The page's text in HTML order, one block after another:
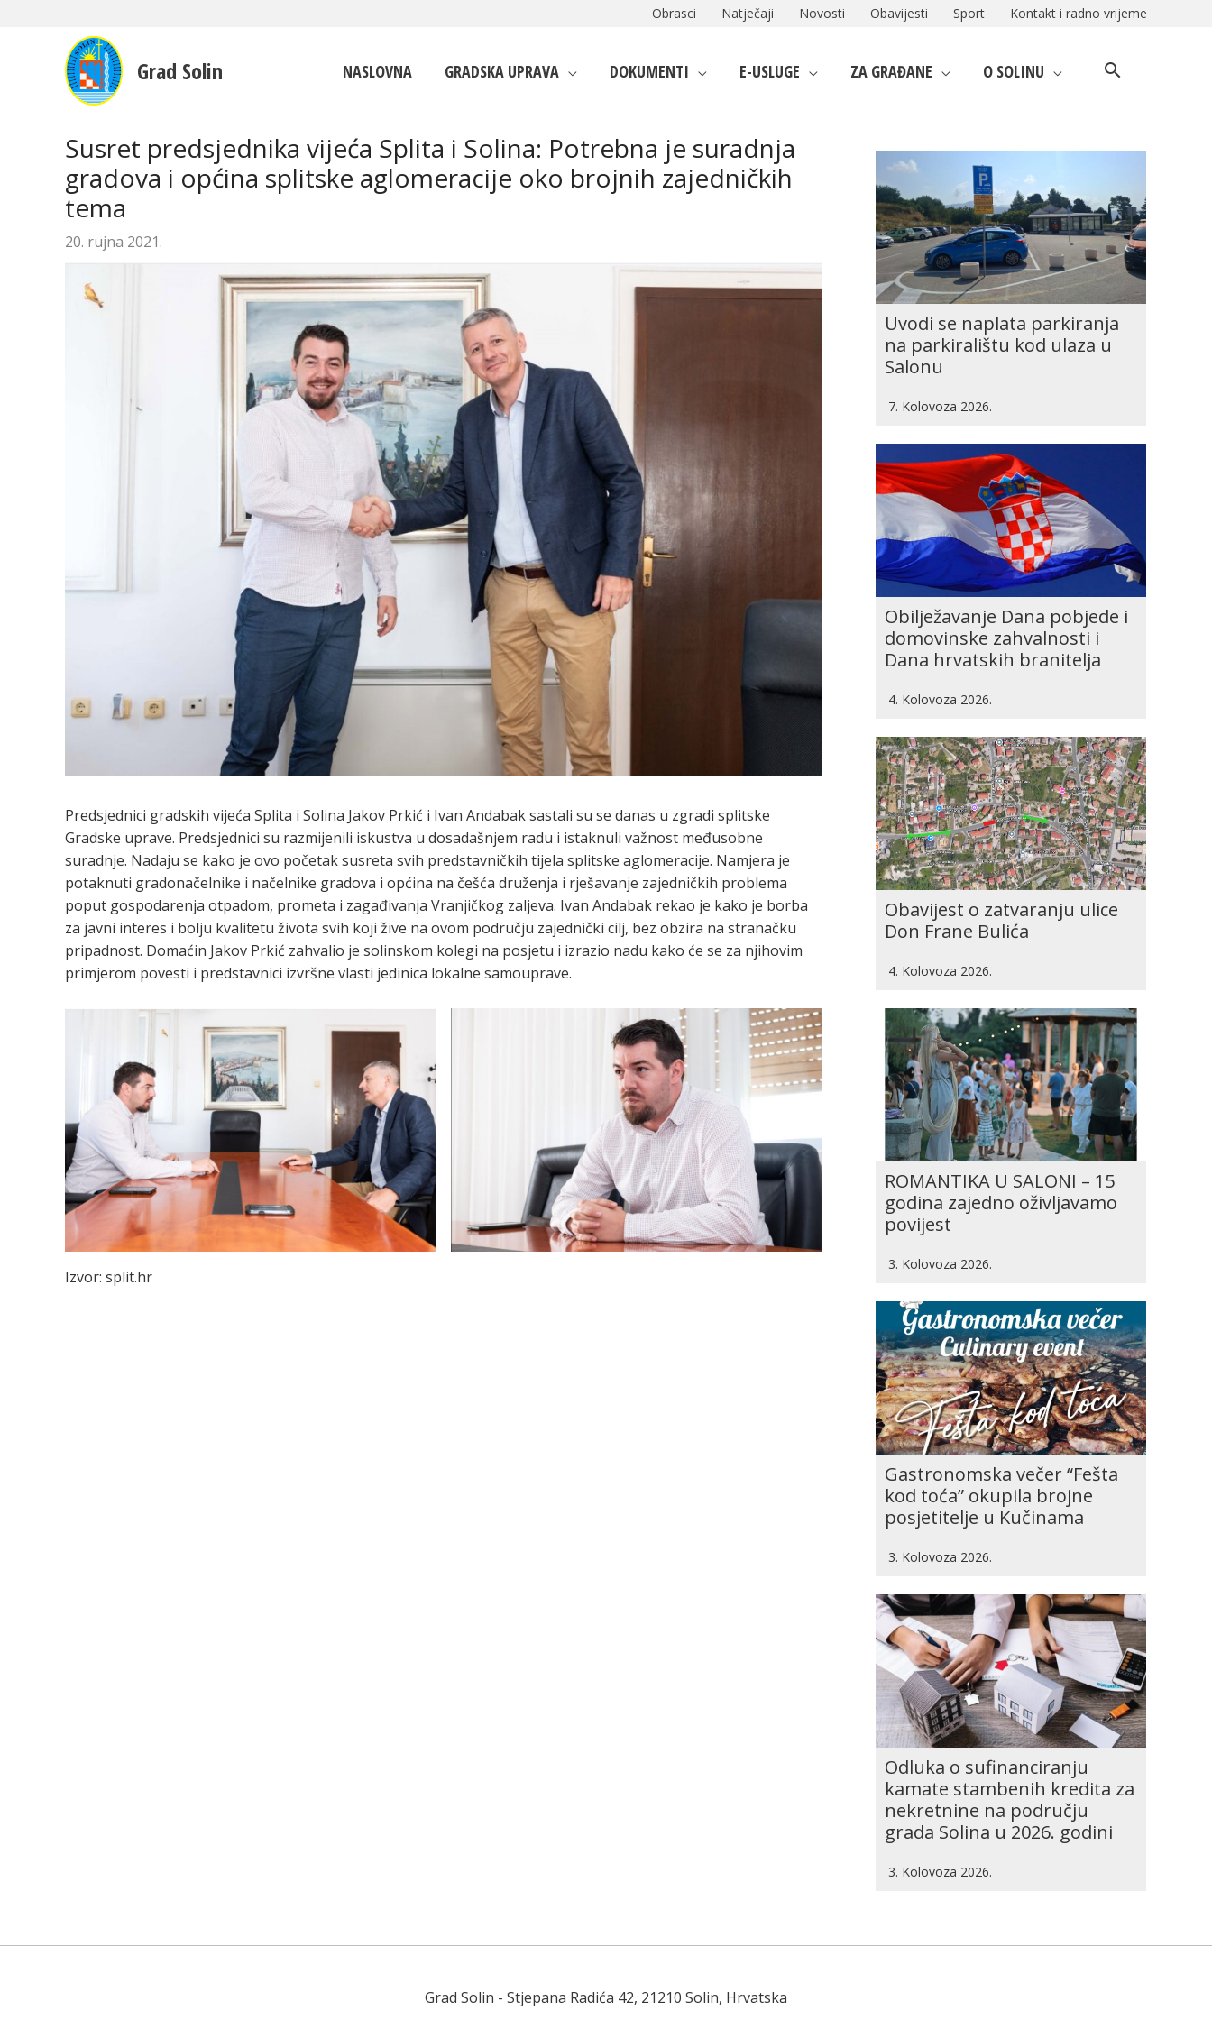
Obrasci Natječaji Novosti Obavijesti Sport Kontakt i radno vrijeme
Grad Solin NASLOVNA GRADSKA UPRAVA DOKUMENTI E-USLUGE ZA GRAĐANE O SOLINU
Susret predsjednika vijeća Splita i Solina: Potrebna je suradnja
gradova i općina splitske aglomeracije oko brojnih zajedničkih
tema
20. rujna 2021.
Predsjednici gradskih vijeća Splita i Solina Jakov Prkić i Ivan Andabak sastali su se danas u zgradi splitske
Gradske uprave. Predsjednici su razmijenili iskustva u dosadašnjem radu i istaknuli važnost međusobne
suradnje. Nadaju se kako je ovo početak susreta svih predstavničkih tijela splitske aglomeracije. Namjera je
potaknuti gradonačelnike i načelnike gradova i općina na češća druženja i rješavanje zajedničkih problema
poput gospodarenja otpadom, prometa i zagađivanja Vranjičkog zaljeva. Ivan Andabak rekao je kako je borba
za javni interes i bolju kvalitetu života svih koji žive na ovom području zajednički cilj, bez obzira na stranačku
pripadnost. Domaćin Jakov Prkić zahvalio je solinskom kolegi na posjetu i izrazio nadu kako će se za njihovim
primjerom povesti i predstavnici izvršne vlasti jedinica lokalne samouprave.
Izvor: split.hr
Uvodi se naplata parkiranja
na parkiralištu kod ulaza u
Salonu
7. Kolovoza 2026.
Obilježavanje Dana pobjede i
domovinske zahvalnosti i
Dana hrvatskih branitelja
4. Kolovoza 2026.
Obavijest o zatvaranju ulice
Don Frane Bulića
4. Kolovoza 2026.
ROMANTIKA U SALONI – 15
godina zajedno oživljavamo
povijest
3. Kolovoza 2026.
Gastronomska večer “Fešta
kod toća” okupila brojne
posjetitelje u Kučinama
3. Kolovoza 2026.
Odluka o sufinanciranju
kamate stambenih kredita za
nekretnine na području
grada Solina u 2026. godini
3. Kolovoza 2026.
Grad Solin - Stjepana Radića 42, 21210 Solin, Hrvatska